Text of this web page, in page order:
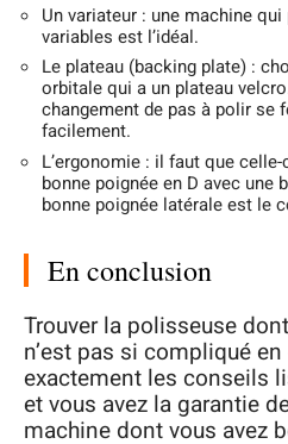
Un variateur : une machine
variables est l’idéal.
Le plateau (backing plate) :
orbitale qui a un plateau
changement de pas à polir se
facilement.
L’ergonomie : il faut que
bonne poignée en D avec une
bonne poignée latérale est le
En conclusion
Trouver la polisseuse
n’est pas si compliqué
exactement les conseils
et vous avez la garantie
machine dont vous avez